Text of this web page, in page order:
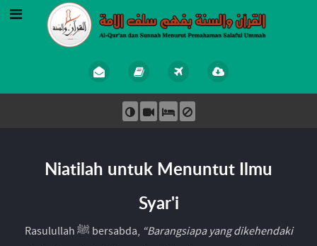
Niatilah untuk Menuntut Ilmu
Syar'i
Rasulullah ﷺ bersabda, “Barangsiapa yang dikehendaki